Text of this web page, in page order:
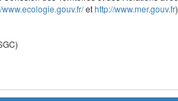
www.ecologie.gouv.fr/ethttp://www.mer.gouv.fr